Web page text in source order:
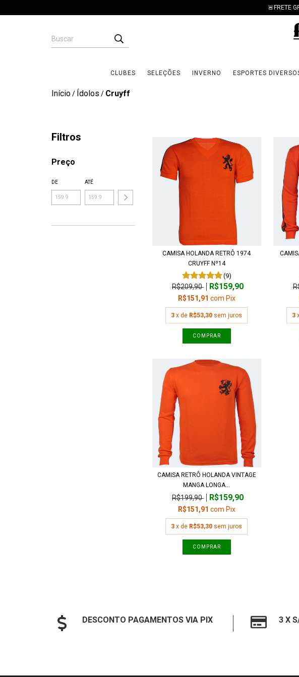
🚨FRETE
CLUBES SELEÇÕES INVERNO ESPORTES
Início/ Ídolos / Cruyff
Filtros
Preço
DE ATÉ
CAMISA HOLANDA RETRÔ 1974
CRUYFF Nº14
(9)
R$209,90 R$159,90
R$151,91 com Pix
3 x de R$53,30 sem juros
COMPRAR
3
CAMISA RETRÔ HOLANDA VINTAGE
MANGA LONGA...
R$199,90 R$159,90
R$151,91 com Pix
3 x de R$53,30 sem juros
COMPRAR
DESCONTO PAGAMENTOS VIA PIX 3 X